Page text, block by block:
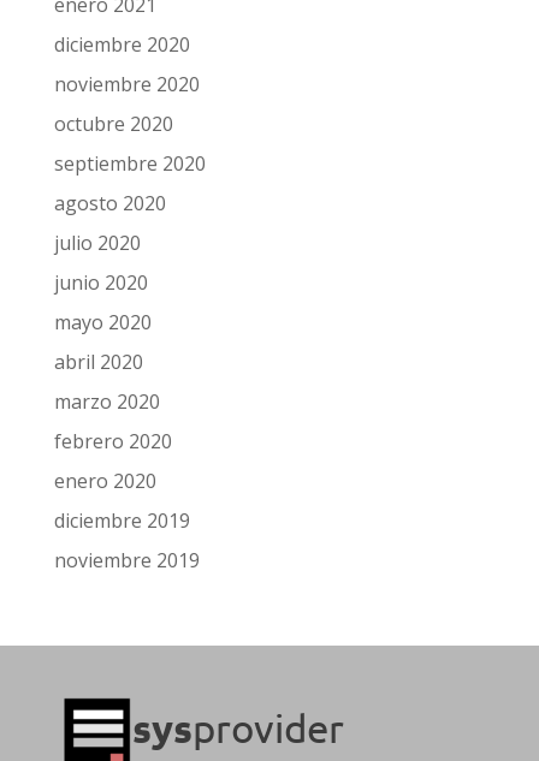
diciembre 2020
noviembre 2020
octubre 2020
septiembre 2020
agosto 2020
julio 2020
junio 2020
mayo 2020
abril 2020
marzo 2020
febrero 2020
enero 2020
diciembre 2019
noviembre 2019